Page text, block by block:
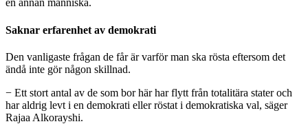
en annan människa.
Saknar erfarenhet av demokrati
Den vanligaste frågan de får är varför man ska rösta eftersom det
ändå inte gör någon skillnad.
− Ett stort antal av de som bor här har flytt från totalitära stater och
har aldrig levt i en demokrati eller röstat i demokratiska val, säger
Rajaa Alkorayshi.